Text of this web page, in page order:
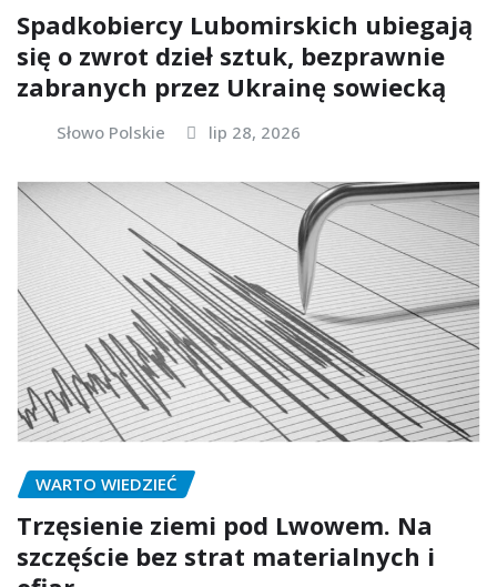
Spadkobiercy Lubomirskich ubiegają
się o zwrot dzieł sztuk, bezprawnie
zabranych przez Ukrainę sowiecką
Słowo Polskie lip 28, 2026
WARTO WIEDZIEĆ
Trzęsienie ziemi pod Lwowem. Na
szczęście bez strat materialnych i